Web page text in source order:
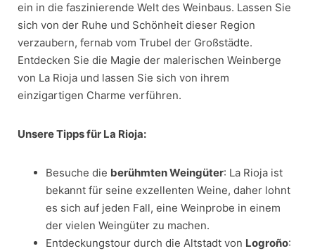
ein in die faszinierende Welt des Weinbaus. Lassen Sie
sich von der Ruhe und Schönheit dieser Region
verzaubern, fernab vom Trubel der Großstädte.
Entdecken Sie die Magie der malerischen Weinberge
von La Rioja und lassen Sie sich von ihrem
einzigartigen Charme verführen.
Unsere Tipps für La Rioja:
Besuche die berühmten Weingüter: La Rioja ist
bekannt für seine exzellenten Weine, daher lohnt
es sich auf jeden Fall, eine Weinprobe in einem
der vielen Weingüter zu machen.
Entdeckungstour durch die Altstadt von Logroño: